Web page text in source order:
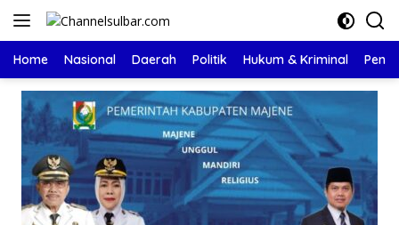
Langsung
Home Nasional Daerah Politik Hukum & Kriminal